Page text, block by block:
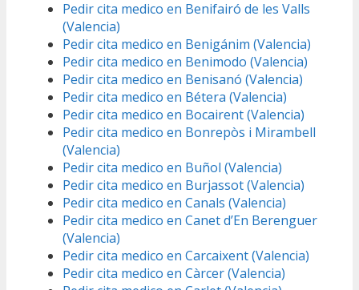
Pedir cita medico en Benifairó de les Valls
(Valencia)
Pedir cita medico en Benigánim (Valencia)
Pedir cita medico en Benimodo (Valencia)
Pedir cita medico en Benisanó (Valencia)
Pedir cita medico en Bétera (Valencia)
Pedir cita medico en Bocairent (Valencia)
Pedir cita medico en Bonrepòs i Mirambell
(Valencia)
Pedir cita medico en Buñol (Valencia)
Pedir cita medico en Burjassot (Valencia)
Pedir cita medico en Canals (Valencia)
Pedir cita medico en Canet d’En Berenguer
(Valencia)
Pedir cita medico en Carcaixent (Valencia)
Pedir cita medico en Càrcer (Valencia)